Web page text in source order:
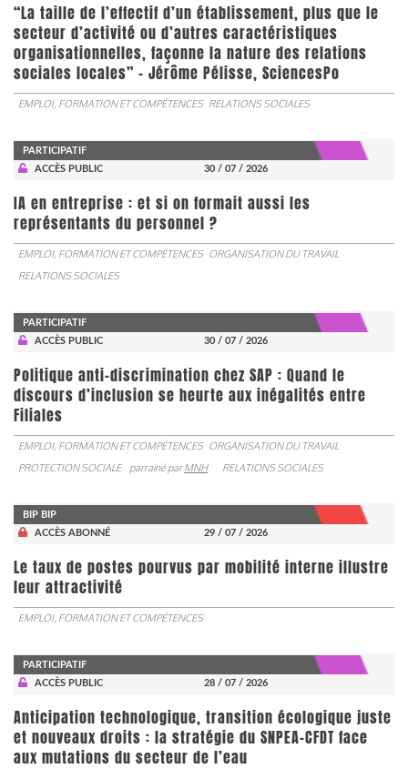
“La taille de l’effectif d’un établissement, plus que le
secteur d’activité ou d’autres caractéristiques
organisationnelles, façonne la nature des relations
sociales locales” - Jérôme Pélisse, SciencesPo
EMPLOI, FORMATION ET COMPÉTENCES RELATIONS SOCIALES
PARTICIPATIF
ACCÈS PUBLIC
30 / 07 / 2026
IA en entreprise : et si on formait aussi les
représentants du personnel ?
EMPLOI, FORMATION ET COMPÉTENCES ORGANISATION DU TRAVAIL
RELATIONS SOCIALES
PARTICIPATIF
ACCÈS PUBLIC
30 / 07 / 2026
Politique anti-discrimination chez SAP : Quand le
discours d’inclusion se heurte aux inégalités entre
Filiales
EMPLOI, FORMATION ET COMPÉTENCES ORGANISATION DU TRAVAIL
PROTECTION SOCIALE
parrainé parMNH RELATIONS SOCIALES
BIP BIP
ACCÈS ABONNÉ
29 / 07 / 2026
Le taux de postes pourvus par mobilité interne illustre
leur attractivité
EMPLOI, FORMATION ET COMPÉTENCES
PARTICIPATIF
ACCÈS PUBLIC
28 / 07 / 2026
Anticipation technologique, transition écologique juste
et nouveaux droits : la stratégie du SNPEA-CFDT face
aux mutations du secteur de l’eau